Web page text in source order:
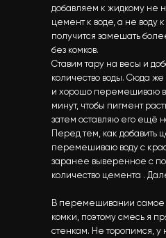
добавляем к жидкому не
цемент к воде, а не воду
получится замешать
без комков.
Ставим тару на весы и
количество воды. Сюда
и хорошо перемешиваю в
минут, чтобы пигмент
затем оставляю его ещё
Перед тем, как добавить
перемешиваю воду с
заранее выверенное с
количество цемента .
В перемешивании самое
комки, поэтому смесь я
стенкам. Не торопимся, у